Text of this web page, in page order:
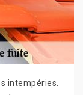
intempéries.